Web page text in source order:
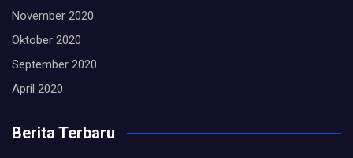
November 2020
Oktober 2020
September 2020
April 2020
Berita Terbaru